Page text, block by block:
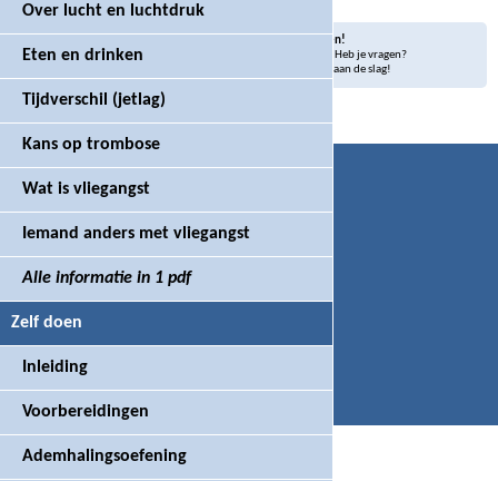
Over lucht en luchtdruk
Eten en drinken
Tijdverschil (jetlag)
Kans op trombose
Wat is vliegangst
Iemand anders met vliegangst
Alle informatie in 1 pdf
Zelf doen
Inleiding
Voorbereidingen
Ademhalingsoefening
Help ons deze website te verbeteren!
Mis je iets op deze website? Is iets niet duidelijk? Heb je vragen?
en we gaan aan de slag!
Naam:CaCoach
KvK: 51626519
CONTACT
info@vliegcoach.nl
+31 (0)6 18391665
Contactformulier